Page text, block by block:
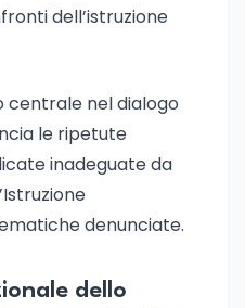
dell’istruzione
centrale nel dialogo
le ripetute
inadeguate da
denunciate.
dello